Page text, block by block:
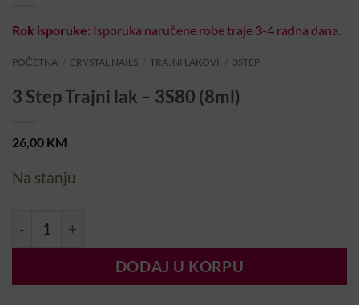
Rok isporuke: Isporuka naručene robe traje 3-4 radna dana.
POČETNA CRYSTAL NAILS TRAJNI LAKOVI 3STEP
3 Step Trajni lak – 3S80 (8ml)
26,00 KM
Na stanju
3 Step Trajni lak – 3S80 (8ml) količina
DODAJ U KORPU